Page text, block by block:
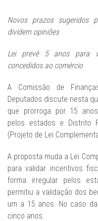
Novos prazos sugeridos
dividem opiniões
Lei prevê 5 anos para
concedidos ao comércio
A Comissão de
Deputados discute nesta
que prorroga por 15
pelos estados e Distrito
(Projeto de Lei
A proposta muda a Lei
para validar incentivos
forma irregular pelos
permitiu a validação dos
um a 15 anos. No caso
cinco anos.